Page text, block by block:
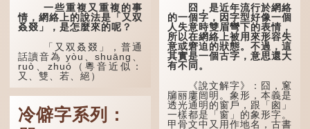
一些重複又重複的事
情，網絡上的說法是「又双
叒叕」，是怎麼來的呢？
「又双叒叕」，普通
話讀音為 yòu、shuāng、
ruò、zhuó（粵音近似：
又、雙、若、絕）
「又」和「双」比較
易理解，前者表示再次，後
者表示一對，兩個「又」便
是「双」。
冷僻字系列：
囧，是近年流行於網絡
的一個字，因字型好像一個
人失意時雙眉彎下的表情，
所以在網絡上被用來形容失
意或窘迫的狀態。不過，這
其實是一個古字，意思還大
有不同。
《說文解字》：囧，窻
牖丽廔闿明。象形，本義是
透光通明的窗戶，跟「囪」
一樣都是「窗」的象形字。
甲骨文中又用作地名，古書